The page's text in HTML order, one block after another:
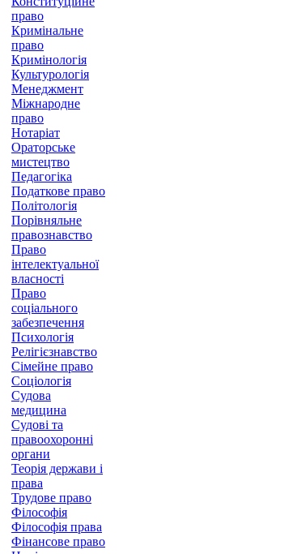
право
Кримінальне
право
Кримінологія
Культурологія
Менеджмент
Міжнародне
право
Нотаріат
Ораторське
мистецтво
Педагогіка
Податкове право
Політологія
Порівняльне
правознавство
Право
інтелектуальної
власності
Право
соціального
забезпечення
Психологія
Релігієзнавство
Сімейне право
Соціологія
Судова
медицина
Судові та
правоохоронні
органи
Теорія держави і
права
Трудове право
Філософія
Філософія права
Фінансове право